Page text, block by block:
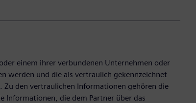
einem ihrer verbundenen Unternehmen oder
werden und die als vertraulich gekennzeichnet
den vertraulichen Informationen gehören die
Informationen, die dem Partner über das